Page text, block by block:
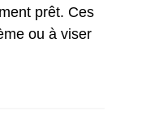
prêt. Ces
ou à viser